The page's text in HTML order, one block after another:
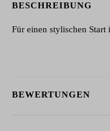
BESCHREIBUNG
Für einen stylischen
BEWERTUNGEN